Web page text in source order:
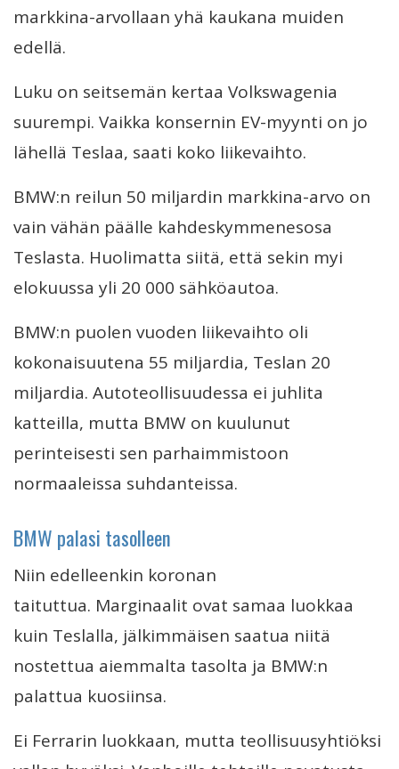
markkina-arvollaan yhä kaukana muiden
edellä.
Luku on seitsemän kertaa Volkswagenia
suurempi. Vaikka konsernin EV-myynti on jo
lähellä Teslaa, saati koko liikevaihto.
BMW:n reilun 50 miljardin markkina-arvo on
vain vähän päälle kahdeskymmenesosa
Teslasta. Huolimatta siitä, että sekin myi
elokuussa yli 20 000 sähköautoa.
BMW:n puolen vuoden liikevaihto oli
kokonaisuutena 55 miljardia, Teslan 20
miljardia. Autoteollisuudessa ei juhlita
katteilla, mutta BMW on kuulunut
perinteisesti sen parhaimmistoon
normaaleissa suhdanteissa.
BMW palasi tasolleen
Niin edelleenkin koronan
taituttua. Marginaalit ovat samaa luokkaa
kuin Teslalla, jälkimmäisen saatua niitä
nostettua aiemmalta tasolta ja BMW:n
palattua kuosiinsa.
Ei Ferrarin luokkaan, mutta teollisuusyhtiöksi